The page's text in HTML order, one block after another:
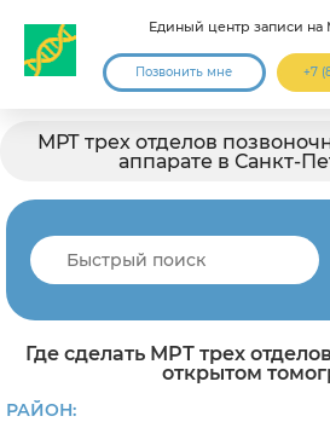
Единый центр записи
Позвонить мне +7
МРТ трех отделов
аппарате в Санкт-
Где сделать МРТ трех
открытом
РАЙОН: